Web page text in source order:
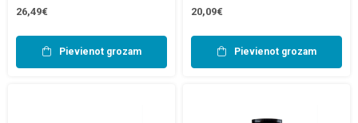
26,49€
Pievienot grozam
20,09€
Pievienot grozam